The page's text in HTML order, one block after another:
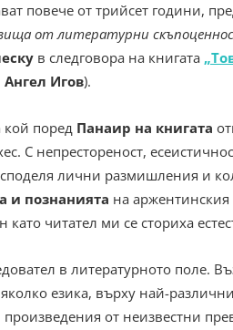
повече от трийсет години,
от литературни
в следговора на книгата
Ангел Игов).
кой поред Панаир на книгата
С непрестореност,
споделя лични размишления и
и познанията на аржентинския
читател ми се сториха
в литературното поле.
езика, върху най-
от неизвестни